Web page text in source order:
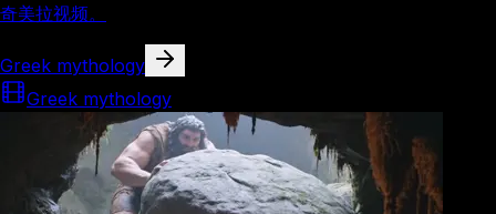
奇美拉视频。
Greek mythology
Greek mythology